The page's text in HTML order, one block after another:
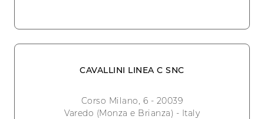
CAVALLINI LINEA C SNC
Corso Milano, 6 - 20039
Varedo (Monza e Brianza) - Italy